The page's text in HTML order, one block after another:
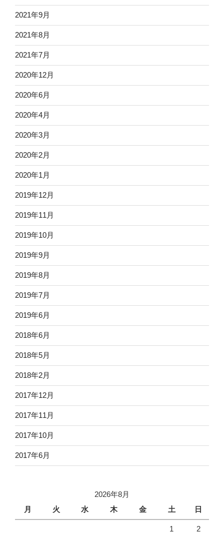
2021年9月
2021年8月
2021年7月
2020年12月
2020年6月
2020年4月
2020年3月
2020年2月
2020年1月
2019年12月
2019年11月
2019年10月
2019年9月
2019年8月
2019年7月
2019年6月
2018年6月
2018年5月
2018年2月
2017年12月
2017年11月
2017年10月
2017年6月
2026年8月
月
火 水 木 金 土 日
1 2